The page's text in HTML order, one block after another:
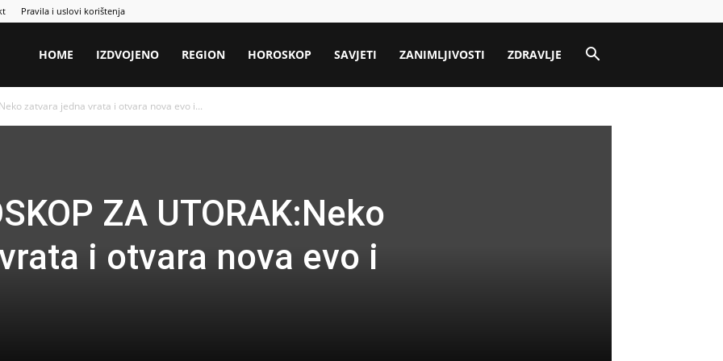
Pravila i uslovi korištenja
HOME IZDVOJENO REGION HOROSKOP SAVJETI ZANIMLJIVOSTI ZDRAVLJE
zatvara jedna vrata i otvara nova evo i...
ZA UTORAK:Neko
i otvara nova evo i